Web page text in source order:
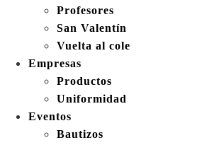
Profesores
San Valentín
Vuelta al cole
Empresas
Productos
Uniformidad
Eventos
Bautizos